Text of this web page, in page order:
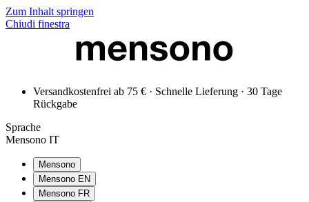
Zum Inhalt springen
Chiudi finestra
Versandkostenfrei ab 75 € · Schnelle Lieferung · 30 Tage
Rückgabe
Sprache
Mensono IT
Mensono
Mensono EN
Mensono FR